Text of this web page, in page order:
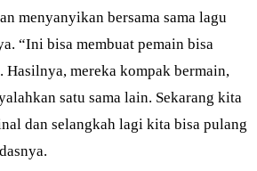
menyanyikan bersama sama lagu
“Ini bisa membuat pemain bisa
Hasilnya, mereka kompak bermain,
satu sama lain. Sekarang kita
dan selangkah lagi kita bisa pulang